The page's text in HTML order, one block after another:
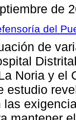
de
del
de
Noria y el
estudio
las